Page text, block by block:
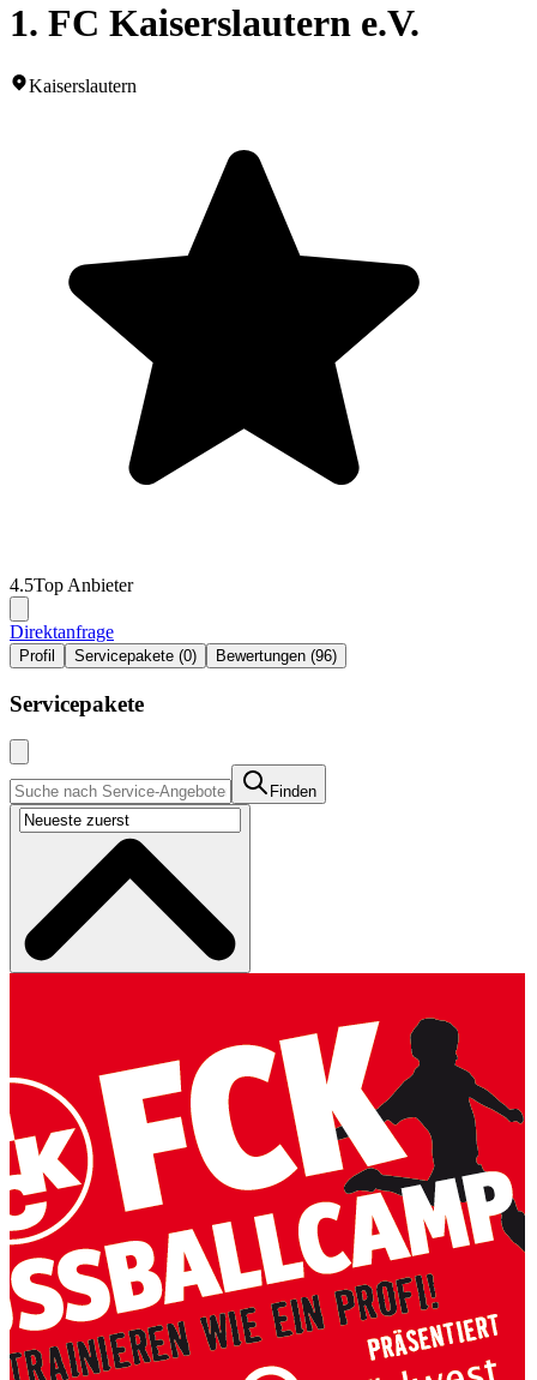
1. FC Kaiserslautern e.V.
Kaiserslautern
4.5Top Anbieter
Direktanfrage
Profil Servicepakete (0) Bewertungen (96)
Servicepakete
Finden